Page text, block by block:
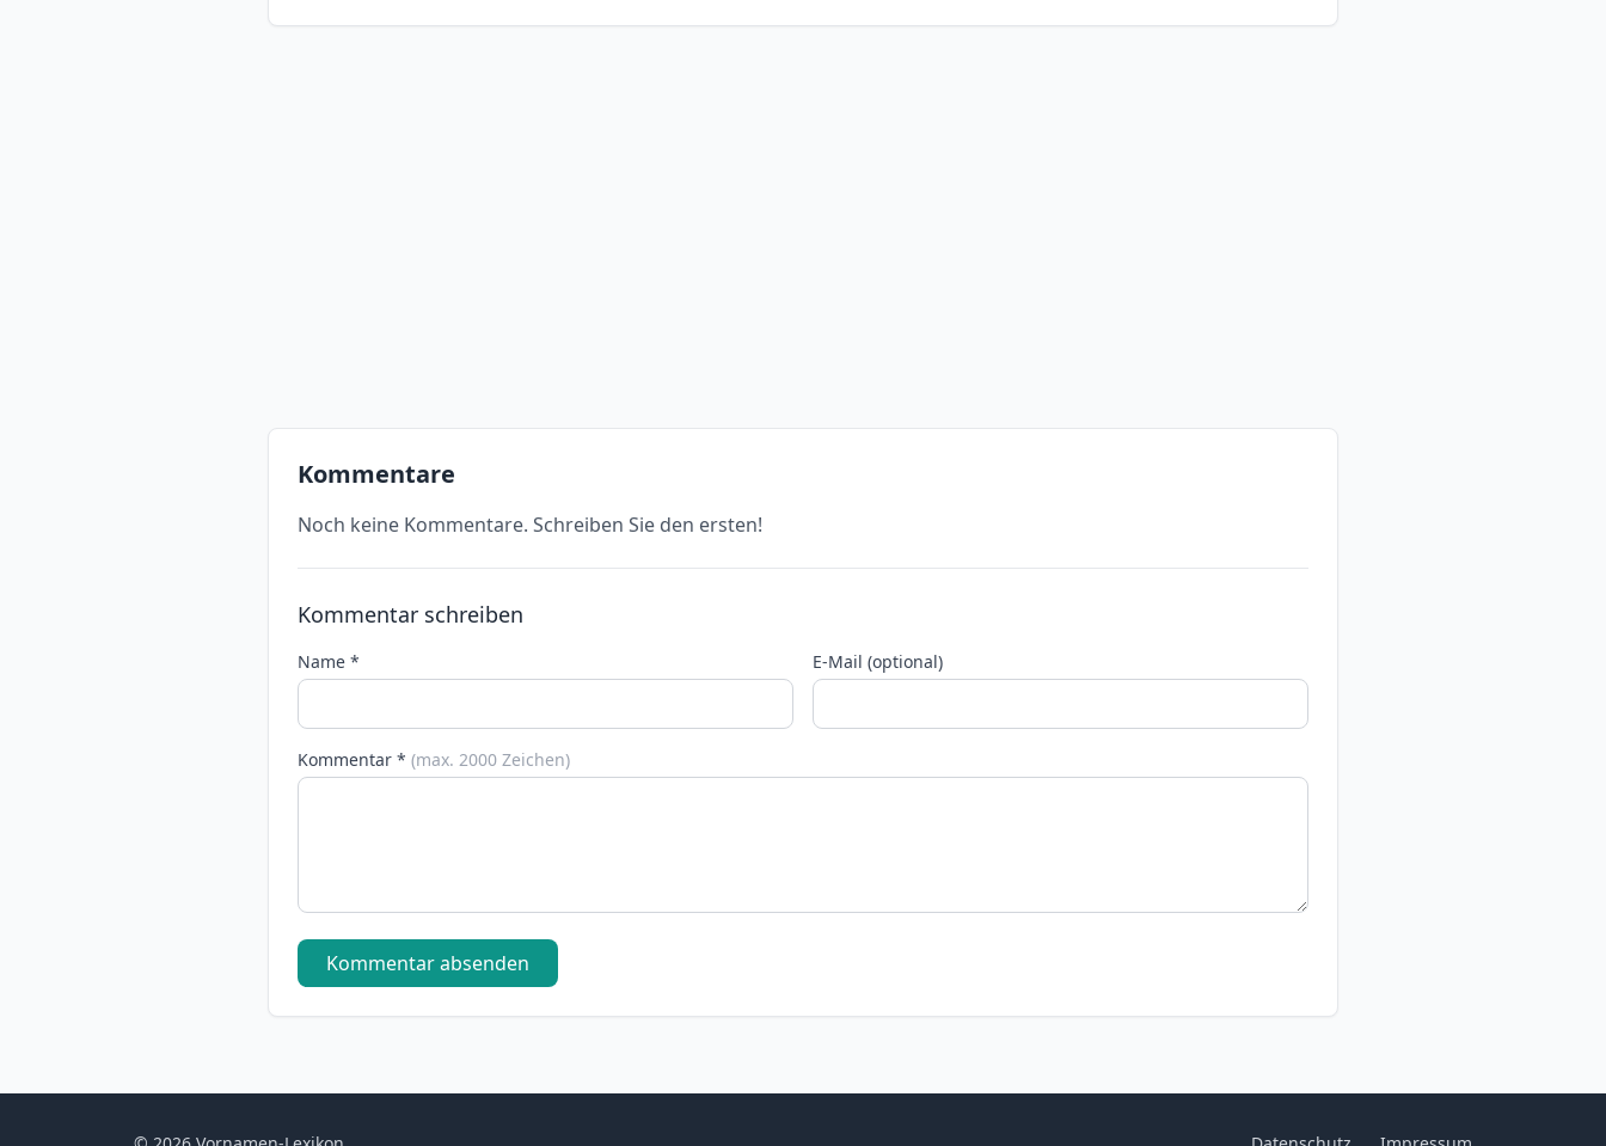
Kommentare
Noch keine Kommentare. Schreiben Sie den ersten!
Kommentar schreiben
Name * E-Mail (optional)
Kommentar * (max. 2000 Zeichen)
Kommentar absenden